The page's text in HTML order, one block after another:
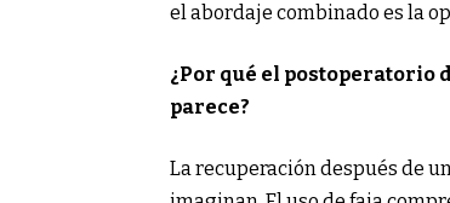
el abordaje combinado es la
¿Por qué el postoperatorio
parece?
La recuperación después de